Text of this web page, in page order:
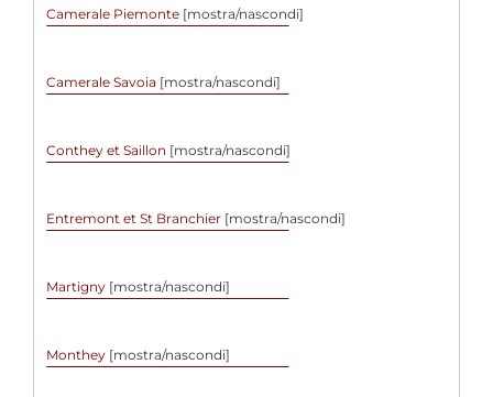
Camerale Piemonte [mostra/nascondi]
Camerale Savoia [mostra/nascondi]
Conthey et Saillon [mostra/nascondi]
Entremont et St Branchier [mostra/nascondi]
Martigny [mostra/nascondi]
Monthey [mostra/nascondi]